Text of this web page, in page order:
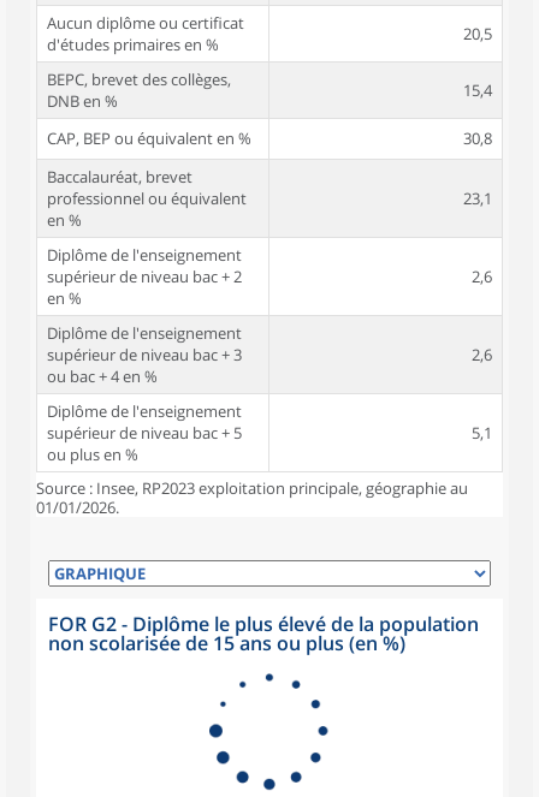
Aucun diplôme ou certificat
d'études primaires en %
20,5
BEPC, brevet des collèges,
DNB en %
15,4
CAP, BEP ou équivalent en %
30,8
Baccalauréat, brevet
professionnel ou équivalent
en %
23,1
Diplôme de l'enseignement
supérieur de niveau bac + 2
en %
2,6
Diplôme de l'enseignement
supérieur de niveau bac + 3
ou bac + 4 en %
2,6
Diplôme de l'enseignement
supérieur de niveau bac + 5
ou plus en %
5,1
Source : Insee, RP2023 exploitation principale, géographie au
01/01/2026.
FOR G2 - Diplôme le plus élevé de la population
non scolarisée de 15 ans ou plus (en %)